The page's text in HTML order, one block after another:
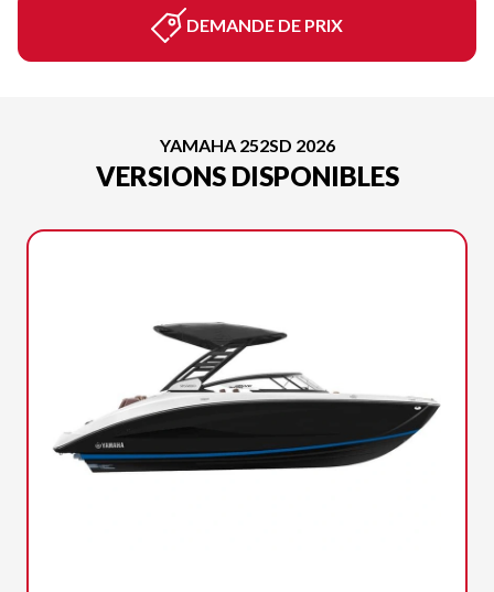
DEMANDE DE PRIX
YAMAHA 252SD 2026
VERSIONS DISPONIBLES